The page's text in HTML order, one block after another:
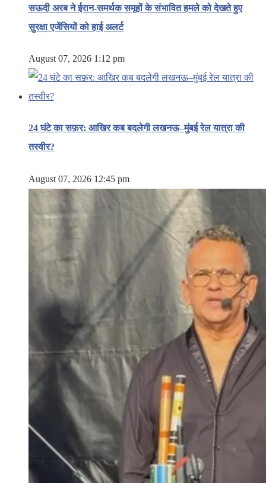
सऊदी अरब ने ईरान-समर्थक समूहों के संभावित हमले को देखते हुए
सुरक्षा एजेंसियों को हाई अलर्ट
August 07, 2026 1:12 pm
24 घंटे का सफ़र: आखिर कब बदलेगी लखनऊ–मुंबई रेल यात्रा की
तस्वीर?
August 07, 2026 12:45 pm